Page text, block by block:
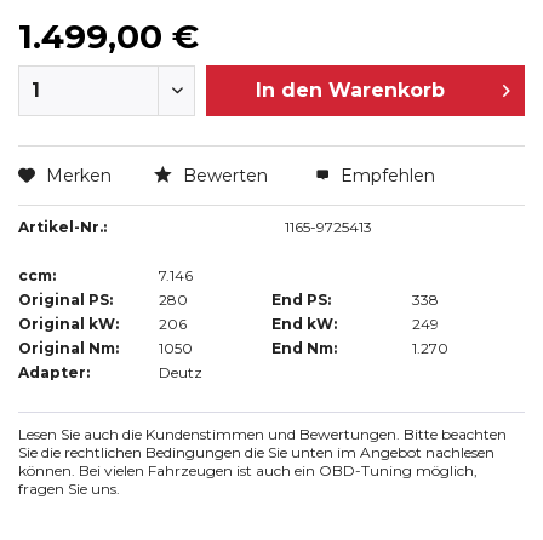
1.499,00 €
In den Warenkorb
Merken Bewerten Empfehlen
Artikel-Nr.: 1165-9725413
ccm:
7.146
Original PS:
280 End PS:
338
Original kW:
206 End kW:
249
Original Nm:
1050 End Nm:
1.270
Adapter:
Deutz
Lesen Sie auch die Kundenstimmen und Bewertungen. Bitte beachten
Sie die rechtlichen Bedingungen die Sie unten im Angebot nachlesen
können. Bei vielen Fahrzeugen ist auch ein OBD-Tuning möglich,
fragen Sie uns.